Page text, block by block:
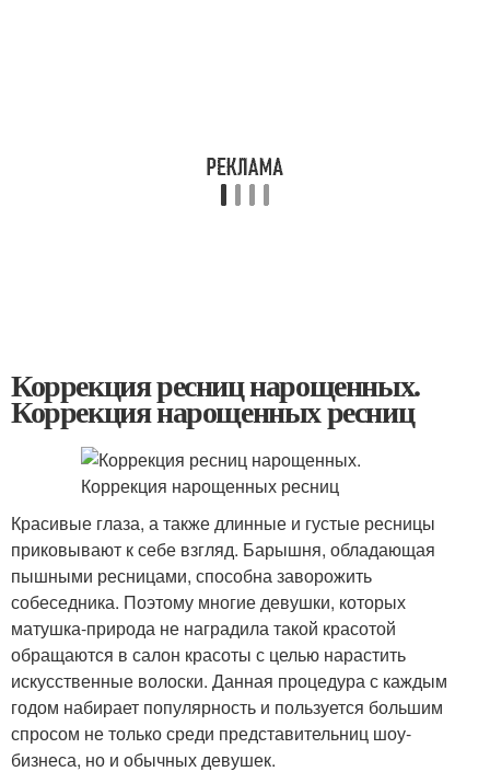
Коррекция ресниц нарощенных.
Коррекция нарощенных ресниц
Красивые глаза, а также длинные и густые ресницы
приковывают к себе взгляд. Барышня, обладающая
пышными ресницами, способна заворожить
собеседника. Поэтому многие девушки, которых
матушка-природа не наградила такой красотой
обращаются в салон красоты с целью нарастить
искусственные волоски. Данная процедура с каждым
годом набирает популярность и пользуется большим
спросом не только среди представительниц шоу-
бизнеса, но и обычных девушек.